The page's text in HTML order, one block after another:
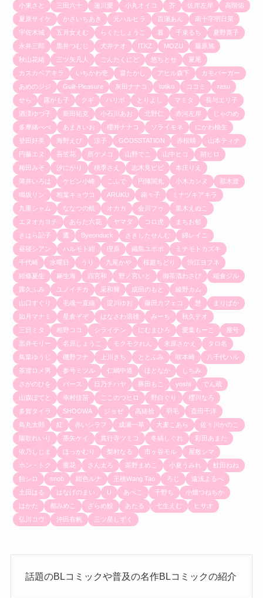
小東さと
三田六十 蓮川愛 小丸オイコ 芥 佐岸左岸
高階佑
夏原サイケ
かさいちあき 元ハルヒラ 百瀬あん
南十字明日菜
宇佐木城
五月女えむ らくたしょうこ 暮 千束るち
夏野寛子
永井三郎
黒井つむじ 犬井ナオ ITKZ MOZU
藤原旭
秋山花緒
三ツ矢凡人 ごんたくにど 悠ちとせ
夏尾
カスカベアキラ
いちかわ壱 畠たかし アヒル森下
カモバーガー
あめのジジ
Guilt-Pleasure 灰田ナナコ totiko ココミ
rasu
せら
露がも子 クギ ハリボ とりよし マミタ
長与エリ子
酒渼ゆづ子
新田祐克 小石川あお 北野仁 赤河左岸
じゃのめ
多摩緒べべ
あまきいお 櫻井ナナコ ソライモネ
にかわ柚生
登田好美
海野えび 涼子 GODSSTATION 赤根晴
山本ティナ
円藤エヌ
吾笠花 所ケメコ 山野でこ 山中ヒコ
朔ヒロ
梅田みそ
汐にがり 桃季さえ 志木見ビビ
本庄りえ
薄井いろは
ケビン小峰 こふで 円陣闇丸 小木カンヌ
那木渡
鳴坂リン
相葉キョウコ ARUKU 南々子
ミナヅキアキラ
九重シャム
ななつの航 オカカ 会川フゥ
黒木えぬこ
エヌオカヨチ
あらた六花 ヤマダ コロ虎
まちお郁
きはら記子
鷹 Byeonduck さきしたせんむ
綿レイニ
昼寝シアン
ハルモト紺 理原 織島ユポポ
ミナモトカズキ
千代崎
水曜日 うり 九尾かや 桜庭ちどり
渋江ヨフネ
紺條夏生
麻生海 四宮和 野ノ宮いと 御茶漬わさび
端倉ジル
露久ふみ
ユノイチカ 采和輝 成田のもと
綾野カム
山口すぐり
毛魂一直線 淀川ゆお 藤田カフェコ 慧
まりぱか
如月マナミ
星倉ぞぞ はなさわ浪雄 みーち
秋久テオ
三日ミタ
相野ココ シライテン にむまひろ 愛葉もーこ
屋号
黒井モリー
名原しょうこ モクモクれん 末原さかえ
タロ名
鳥葉ゆうじ
磯野フナ 上川きち ととふみ 咲本崎
八千代ハル
茶渡ロメ男
参号ミツル 仁嶋中道 ほとなか
しちみ
さがのひを
パース 日乃チハヤ 豚田もこ yoshi
でん蔵
山森ぽてと
幸村佳苗 ここのつヒロ 野白ぐり
櫻川なろ
多賀タイラ
SHOOWA ジョゼ 高緒拾 羽毛
斎田千洋
鳥丸太郎
紅 赤いシラフ 成瀬一草 大麦こあら
佐々川かのこ
陽歌れいり
墨矢ケイ 真行寺ツミコ 冬縞しぐれ
彩田あまた
依乃しじま
ほっかむり 梨村なる 市ヶ谷モル
屋敷シマ
ホン・トク
重花 さん太ろ 茶野まめこ 小夏うみれ
鮭田ねね
飴シロ
snob 紺色ルナ 王桃Wang Tao ろじ
遠浅よるべ
土田はる
はなげのまい U あぺこ 千野ち
小畑つねちか
はかた
都みめこ ざらめ鮫 あたる 七生えむ
ヒサオ
弘川コウ
沖田有帆 三ツ星しずく
話題のBLコミックや普及の名作BLコミックの紹介